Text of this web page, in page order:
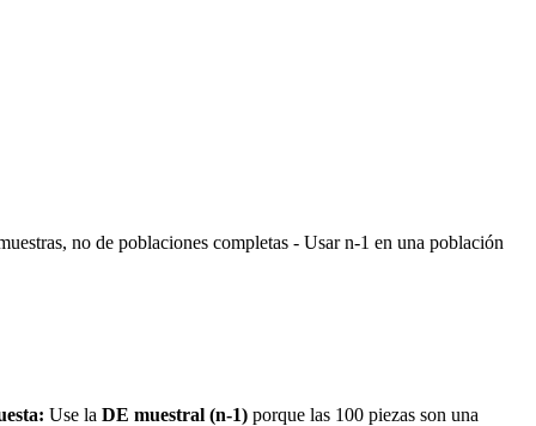
no de poblaciones completas - Usar n-1 en una población
Use la DE muestral (n-1) porque las 100 piezas son una